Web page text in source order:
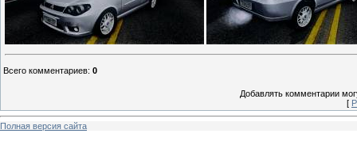
Всего комментариев: 0
Добавлять комментарии
[
Полная версия сайта